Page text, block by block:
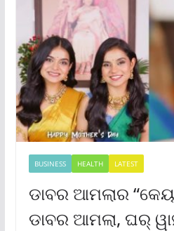
BUSINESS HEALTH LATEST
ଡାବର ଆମଲାର
ଡାବର ଆମଲା, ଘର୍